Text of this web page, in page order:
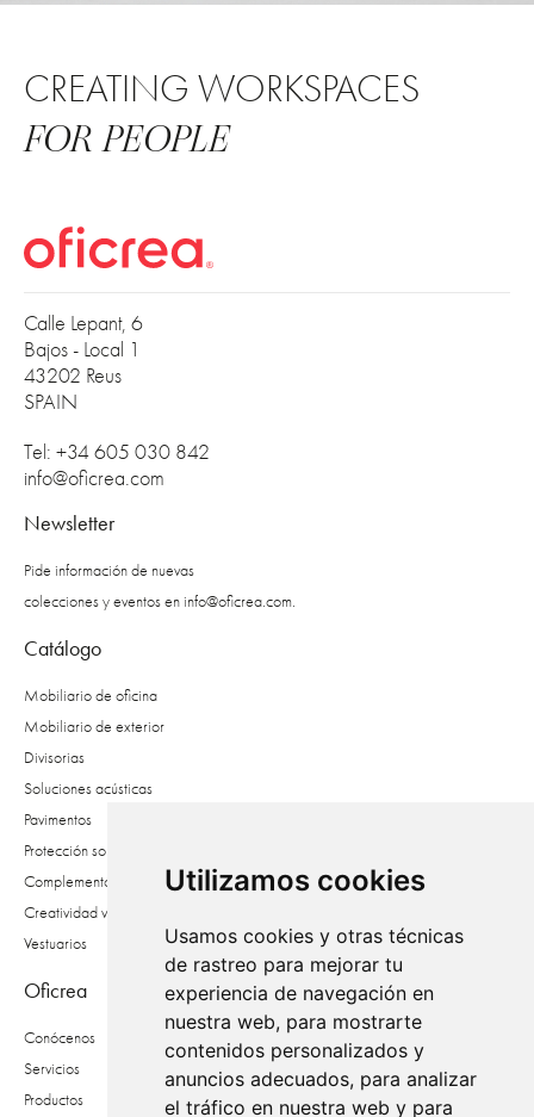
Utilizamos cookies
Usamos cookies y otras técnicas
de rastreo para mejorar tu
experiencia de navegación en
nuestra web, para mostrarte
contenidos personalizados y
anuncios adecuados, para analizar
el tráfico en nuestra web y para
CREATING WORKSPACES
FOR PEOPLE
Calle Lepant, 6
Bajos - Local 1
43202 Reus
SPAIN
Tel: +34 605 030 842
info@oficrea.com
Newsletter
Pide información de nuevas
colecciones y eventos eninfo@oficrea.com.
Catálogo
Mobiliario de oficina
Mobiliario de exterior
Divisorias
Soluciones acústicas
Pavimentos
Protección solar
Complementos
Creatividad vegetal
Vestuarios
Oficrea
Conócenos
Servicios
Productos